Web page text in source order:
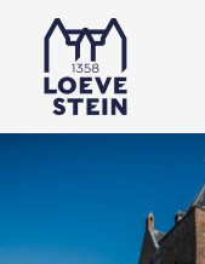
Ontdek
Plan je bezoek
Feesten &